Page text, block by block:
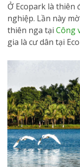
Ở Ecopark là thiên
nghiệp. Lần này
thiên nga tại Công
gia là cư dân tại